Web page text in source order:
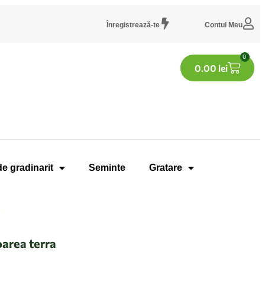
Înregistrează-te Contul Meu
0.00 lei
0
gradinarit Seminte Gratare
terra